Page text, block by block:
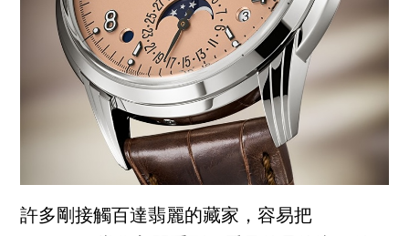
許多剛接觸百達翡麗的藏家，容易把